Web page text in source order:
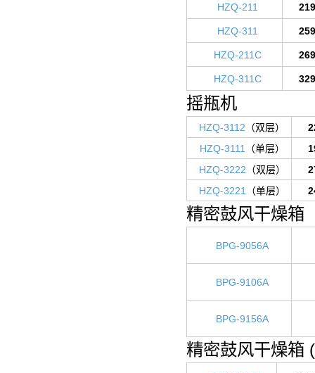
HZQ-211
HZQ-311
HZQ-211C
HZQ-311C
摇瓶机
HZQ-3112 （双层）
HZQ-3111
（单层）
HZQ-3222 （双层）
HZQ-3221
（单层）
精密鼓风干燥箱
BPG-9056A
BPG-9106A
BPG-9156A
精密鼓风干燥箱